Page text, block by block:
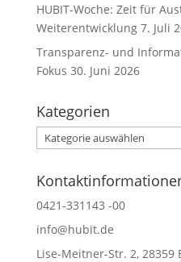
HUBIT-Woche: Zeit für
Weiterentwicklung 7. Juli
Transparenz- und
Fokus 30. Juni 2026
Kategorien
Kategorien
0421-331143 -00
info@hubit.de
Lise-Meitner-Str. 2, 28359